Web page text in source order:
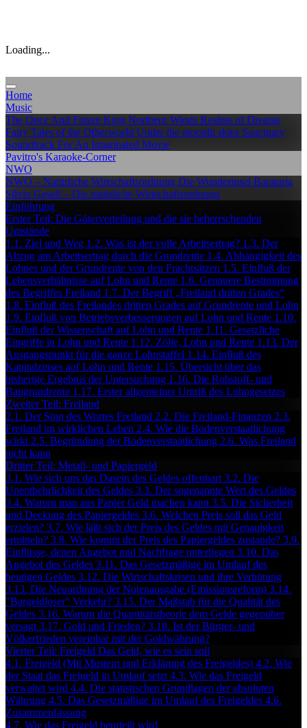
Loading...
Home
Music
The Once And Future King Northern Winds Realms of Dreams
Fairy Tales of the Otherworld Under the moonlit skies Sanctuary
Soundtrack For An Imaginated Movie
Pavitro's Karaoke-Corner
NWO
NWO – Natürliche Wirtschaftsordnung Die Wunderinsel Barataria
Silvio Gesell – Die natürliche Wirtschaftsordnung
Einführung
Erster Teil: Die Güterverteilung und die sie beherrschenden
Umstände
1.1. Ziel und Weg 1.2. Was ist der volle Arbeitsertrag? 1.3. Der
Abzug am Arbeitsertrag durch die Grundrente 1.4. Abhängigkeit des
Lohnes und der Grundrente von den Frachtsätzen 1.5. Einfluß der
Lebensverhältnisse auf Lohn und Rente 1.6. Genauere Bestimmung
des Begriffes Freiland 1.7. Der Begriff „Freiland dritten Grades“
1.8. Einfluß des Freilandes dritten Grades auf Grundrente und Lohn
1.9. Einfluß von Betriebsverbesserungen auf Lohn und Rente 1.10.
Einfluß der Wissenschaft auf Lohn und Rente 1.11. Gesetzliche
Eingriffe in Lohn und Rente 1.12. Zölle, Lohn und Rente 1.13. Der
Ausgangspunkt für die ganze Lohnstaffel 1.14. Einfluß des
Kapitalzinses auf Lohn und Rente 1.15. Übersicht über das
bisherige Ergebnis der Untersuchung 1.16. Die Rohstoff- und
Baugrundrente 1.17. Erster allgemeiner Umriß des Lohngesetzes
Zweiter Teil: Freiland
2.1. Der Sinn des Wortes Freiland 2.2. Die Freiland-Finanzen 2.3.
Freiland im wirklichen Leben 2.4. Wie die Bodenverstaatlichung
wirkt 2.5. Begründung der Bodenverstaatlichung 2.6. Was Freiland
nicht kann
Dritter Teil: Metall- und Papiergeld
3.1. Wie sich uns das Dasein des Geldes offenbart 3.2. Die
Unentbehrlichkeit des Geldes 3.3. Der sogenannte Wert des Geldes
3.4. Warum man aus Papier Geld machen kann 3.5. Die Sicherheit
und Deckung des Papiergeldes 3.6. Welchen Preis soll das Geld
erzielen? 3.7. Wie läßt sich der Preis des Geldes mit Genauigkeit
ermitteln? 3.8. Wie kommt der Preis des Papiergeldes zustande? 3.9.
Einflüsse, denen Angebot und Nachfrage unterliegen 3.10. Das
Angebot des Geldes 3.11. Das Gesetzmäßige im Umlauf des
heutigen Geldes 3.12. Die Wirtschaftskrisen und ihre Verhütung
3.13. Die Neuordnung der Notenausgabe (Emissionsreform) 3.14.
"Bargeldloser" Verkehr? 3.15. Der Maßstab für die Qualität des
Geldes 3.16. Warum die Quantitätstheorie dem Gelde gegenüber
versagt 3.17. Gold und Frieden? 3.18. Ist der Bürger- und
Völkerfrieden vereinbar mit der Goldwährung?
Vierter Teil: Freigeld Das Geld, wie es sein soll
4.1. Freigeld (Mit Mustern und Erklärung des Freigeldes) 4.2. Wie
der Staat das Freigeld in Umlauf setzt 4.3. Wie das Freigeld
verwaltet wird 4.4. Die statistischen Grundlagen der absoluten
Währung 4.5. Das Gesetzmäßige im Umlauf des Freigeldes 4.6.
Zusammenfassung
4.7. Wie das Freigeld beurteilt wird